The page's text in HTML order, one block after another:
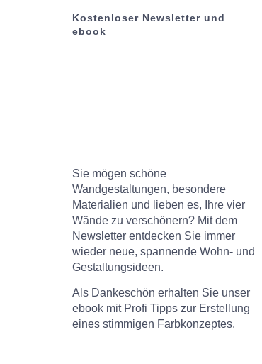
Kostenloser Newsletter und
ebook
Sie mögen schöne
Wandgestaltungen, besondere
Materialien und lieben es, Ihre vier
Wände zu verschönern? Mit dem
Newsletter entdecken Sie immer
wieder neue, spannende Wohn- und
Gestaltungsideen.
Als Dankeschön erhalten Sie unser
ebook mit Profi Tipps zur Erstellung
eines stimmigen Farbkonzeptes.